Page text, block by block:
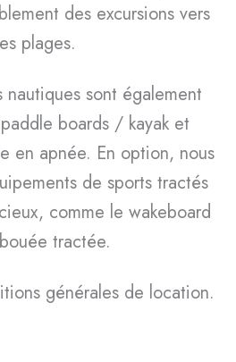
des excursions vers
plages.
nautiques sont également
boards / kayak et
en apnée. En option, nous
de sports tractés
comme le wakeboard
tractée.
générales de location.